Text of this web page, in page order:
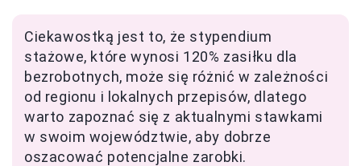
Ciekawostką jest to, że stypendium
stażowe, które wynosi 120% zasiłku dla
bezrobotnych, może się różnić w zależności
od regionu i lokalnych przepisów, dlatego
warto zapoznać się z aktualnymi stawkami
w swoim województwie, aby dobrze
oszacować potencjalne zarobki.